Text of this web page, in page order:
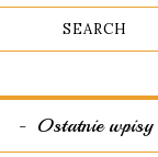
Ostatnie wpisy